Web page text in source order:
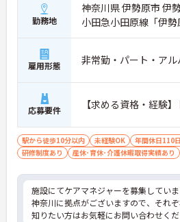
勤務地
神奈川県 伊勢原市 伊
小田急小田原線「伊
雇用形態 非常勤・パート・アル
応募要件 【求める資格・経験
駅から徒歩10分以内 未経験OK 年間休日110
研修制度あり
産休･育休･介護休暇取得実績あり
施設にてケアマネジャーを募集していま
神奈川に拠点がございますので、それ
知りたい方はお気軽にお問い合わせくだ